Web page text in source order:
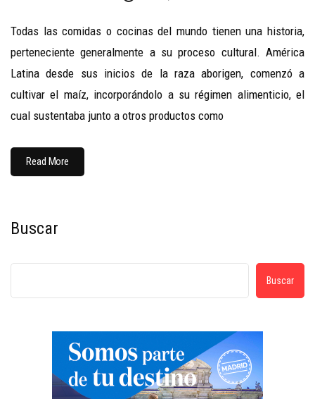
Todas las comidas o cocinas del mundo tienen una historia,
perteneciente generalmente a su proceso cultural. América
Latina desde sus inicios de la raza aborigen, comenzó a
cultivar el maíz, incorporándolo a su régimen alimenticio, el
cual sustentaba junto a otros productos como
Read More
Buscar
Buscar